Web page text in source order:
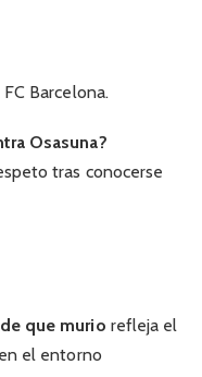
Barcelona.
Osasuna?
tras conocerse
que murio refleja el
el entorno